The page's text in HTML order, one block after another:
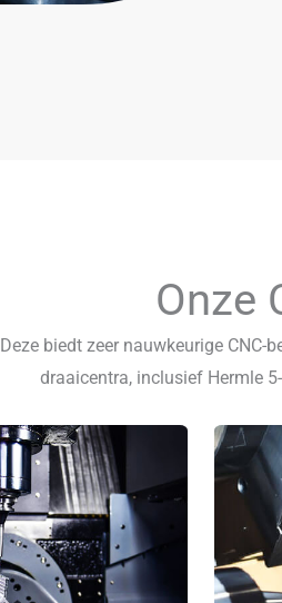
Onze
Deze biedt zeer nauwkeurige
draaicentra, inclusief Hermle